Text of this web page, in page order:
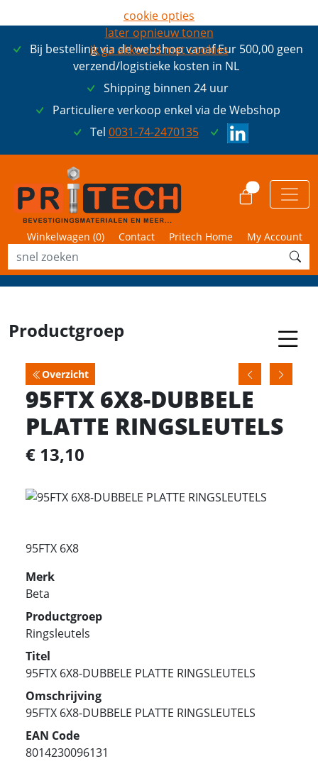
Bij bestelling via de webshop vanaf Eur 500,00 geen
verzend/logistieke kosten in NL
Shipping binnen 24 uur
Particuliere verkoop enkel via de Webshop
Tel 0031-74-2470135
Winkelwagen (0) Contact Pritech Home My Account
Productgroep
Overzicht
95FTX 6X8-DUBBELE
PLATTE RINGSLEUTELS
€ 13,10
95FTX 6X8
Merk
Beta
Productgroep
Ringsleutels
Titel
95FTX 6X8-DUBBELE PLATTE RINGSLEUTELS
Omschrijving
95FTX 6X8-DUBBELE PLATTE RINGSLEUTELS
EAN Code
8014230096131
cookie opties
later opnieuw tonen
ik ga akkoord met cookies